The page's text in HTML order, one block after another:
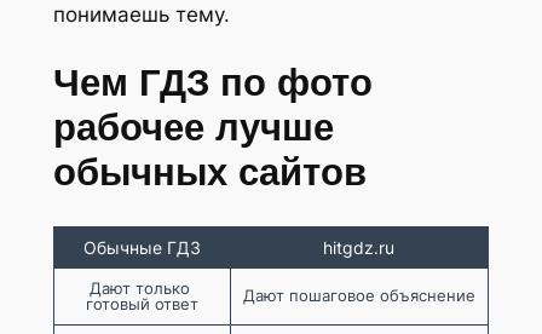
понимаешь тему.
Чем ГДЗ по фото
рабочее лучше
обычных сайтов
Обычные ГДЗ hitgdz.ru
Дают только
готовый ответ
Дают пошаговое объяснение